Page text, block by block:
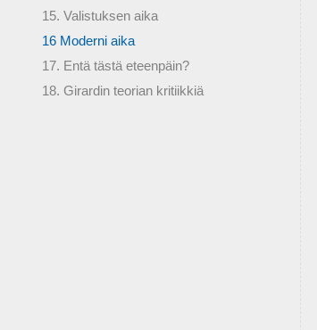
15. Valistuksen aika
16 Moderni aika
17. Entä tästä eteenpäin?
18. Girardin teorian kritiikkiä